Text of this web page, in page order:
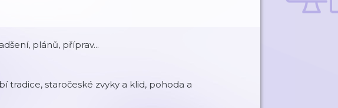
plánů, příprav...
tradice, staročeské zvyky a klid, pohoda a